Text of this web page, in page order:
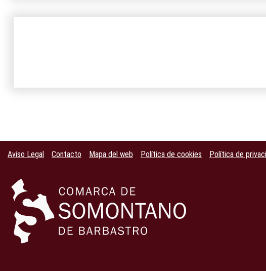
Aviso Legal Contacto Mapa del web Política de cookies Política de